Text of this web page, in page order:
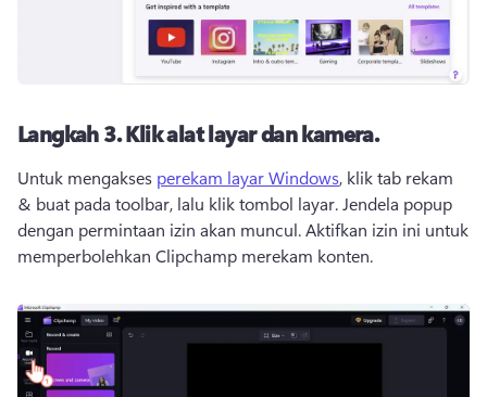
Langkah 3.Klik alat layar dan kamera.
Untuk mengakses perekam layar Windows, klik tab rekam
& buat pada toolbar, lalu klik tombol layar. Jendela popup
dengan permintaan izin akan muncul. Aktifkan izin ini untuk
memperbolehkan Clipchamp merekam konten.